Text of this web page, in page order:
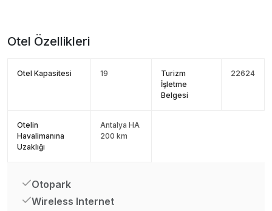
Otel Özellikleri
Otel Kapasitesi 19
Turizm
İşletme
Belgesi
22624
Otelin
Havalimanına
Uzaklığı
Antalya HA
200 km
Otopark
Wireless Internet